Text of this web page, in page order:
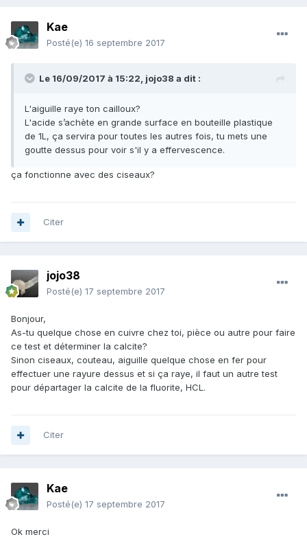
Kae
Posté(e) 16 septembre 2017
Le 16/09/2017 à 15:22, jojo38 a dit :
L'aiguille raye ton cailloux?
L'acide s’achète en grande surface en bouteille plastique
de 1L, ça servira pour toutes les autres fois, tu mets une
goutte dessus pour voir s'il y a effervescence.
ça fonctionne avec des ciseaux?
Citer
jojo38
Posté(e) 17 septembre 2017
Bonjour,
As-tu quelque chose en cuivre chez toi, pièce ou autre pour faire
ce test et déterminer la calcite?
Sinon ciseaux, couteau, aiguille quelque chose en fer pour
effectuer une rayure dessus et si ça raye, il faut un autre test
pour départager la calcite de la fluorite, HCL.
Citer
Kae
Posté(e) 17 septembre 2017
Ok merci